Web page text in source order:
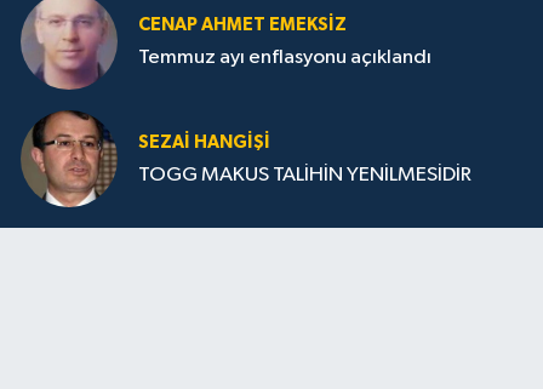
CENAP AHMET EMEKSİZ
Temmuz ayı enflasyonu açıklandı
SEZAI HANGİŞİ
TOGG MAKUS TALİHİN YENİLMESİDİR